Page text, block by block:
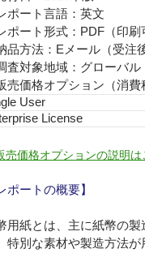
ポート言語：英文
ート形式：PDF（印刷
方法：Eメール（受注
対象地域：グローバル
価格オプション（消費
User
License
売価格オプションの説明は
ポートの概要】
用紙とは、主に紙幣の
特別な素材や製造方法